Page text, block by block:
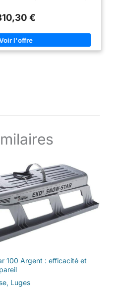
automatique permettant de tirer
d’utilisation 90 kilos
€
100 Argent : efficacité et
, Luges